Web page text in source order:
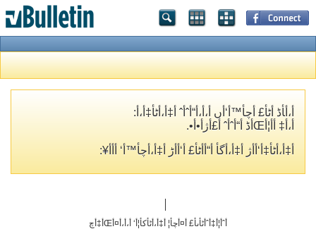
أ،أ‍أڈ أٹأ£ أچأ™أ‘أں أ،أ،أ“أˆأˆ أ‡أ،أٹأ‡أ،أ­:
أ،أ‡ أ­أ¦أŒأڈ أ“أˆأˆ أ£أژأ•أ•.
أ‡أ،أٹأ‡أ‘أ­أژ أ‡أ،أگأ­ أ“أ­أٹأ£ أ‘أ‌أڑ أ‡أ،أچأ™أ‘ أ‌أ­أ¥:
أˆأ¦أ‡أˆأٹأںأ£ أ¤أچأ¦ أ‡أ،أٹأکأ¦أ‘ أ،أ،أ¤أŒأ‡أچ